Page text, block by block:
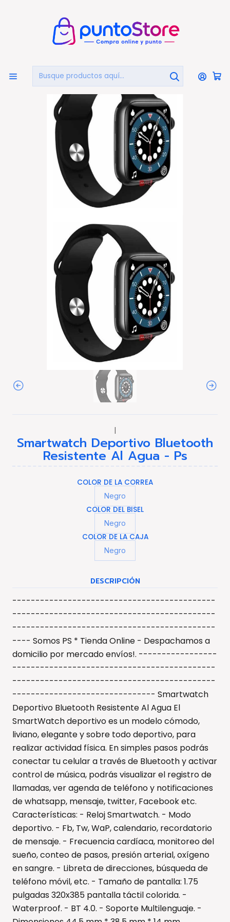
Inicio
Smartwatch Deportivo Bluetooth Resistente Al Agua -
Ps
|
Smartwatch Deportivo Bluetooth
Resistente Al Agua - Ps
COLOR DE LA CORREA
Negro
COLOR DEL BISEL
Negro
COLOR DE LA CAJA
Negro
DESCRIPCIÓN
--------------------------------------------
--------------------------------------------
--------------------------------------------
---- Somos PS * Tienda Online - Despachamos a
domicilio por mercado envíos!. -----------------
--------------------------------------------
--------------------------------------------
------------------------------- Smartwatch
Deportivo Bluetooth Resistente Al Agua El
SmartWatch deportivo es un modelo cómodo,
liviano, elegante y sobre todo deportivo, para
realizar actividad física. En simples pasos podrás
conectar tu celular a través de Bluetooth y activar
control de música, podrás visualizar el registro de
llamadas, ver agenda de teléfono y notificaciones
de whatsapp, mensaje, twitter, Facebook etc.
Características: - Reloj Smartwatch. - Modo
deportivo. - Fb, Tw, WaP, calendario, recordatorio
de mensaje. - Frecuencia cardíaca, monitoreo del
sueño, conteo de pasos, presión arterial, oxígeno
en sangre. - Libreta de direcciones, búsqueda de
teléfono móvil, etc. - Tamaño de pantalla: 1.75
pulgadas 320x385 pantalla táctil colorida. -
Waterproof. - BT 4.0. - Soporte Multilenguaje. -